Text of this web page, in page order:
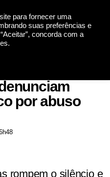
para fornecer uma
suas preferências e
concorda com a
por abuso
rompem o silêncio e